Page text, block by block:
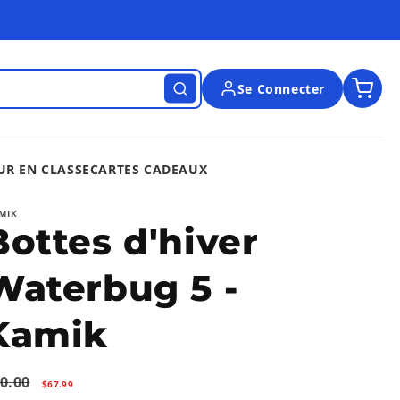
Se Connecter
EN CLASSECARTES CADEAUX
d'hiver
5 -
promotionnel
$67.99